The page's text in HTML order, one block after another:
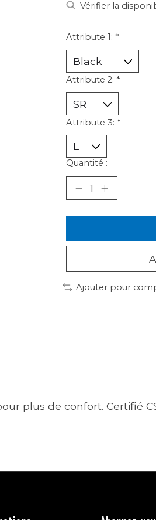
Vérifier la
Attribute 1: *
Attribute 2: *
Attribute 3: *
Quantité :
Ajouter pour
plus de confort. Certifié